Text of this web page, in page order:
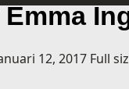
12, 2017 Full